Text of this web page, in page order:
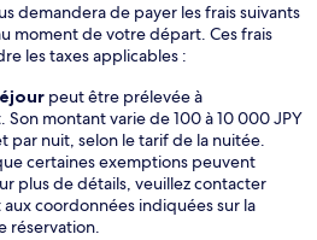
demandera de payer les frais suivants
moment de votre départ. Ces frais
les taxes applicables :
peut être prélevée à
Son montant varie de 100 à 10 000 JPY
par nuit, selon le tarif de la nuitée.
certaines exemptions peuvent
plus de détails, veuillez contacter
coordonnées indiquées sur la
réservation.